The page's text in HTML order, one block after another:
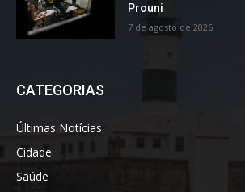
Prouni
7 de agosto de 2026
CATEGORIAS
Últimas Notícias
Cidade
Saúde